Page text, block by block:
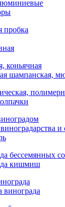
пробка
коньячная
шампанская,
и
бессемянных
кишмиш
винограда